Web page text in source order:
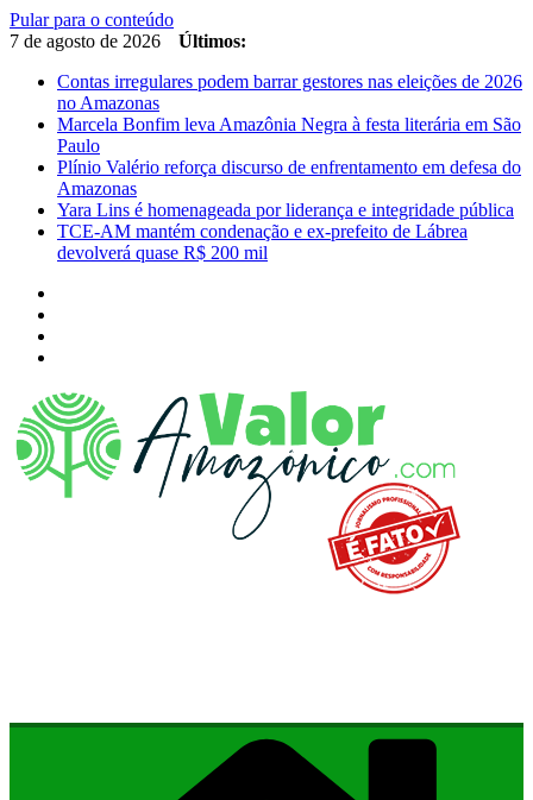
Pular para o conteúdo
7 de agosto de 2026
Últimos:
Contas irregulares podem barrar gestores nas eleições de 2026
no Amazonas
Marcela Bonfim leva Amazônia Negra à festa literária em São
Paulo
Plínio Valério reforça discurso de enfrentamento em defesa do
Amazonas
Yara Lins é homenageada por liderança e integridade pública
TCE-AM mantém condenação e ex-prefeito de Lábrea
devolverá quase R$ 200 mil